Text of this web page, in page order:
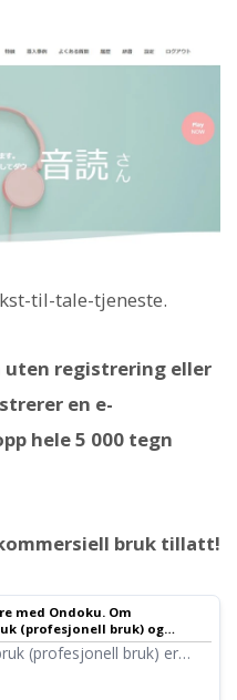
til-tale-tjeneste.
uten registrering eller
en e-
hele 5 000 tegn
bruk tillatt!
med Ondoku. Om
(profesjonell bruk) og
(profesjonell bruk) er